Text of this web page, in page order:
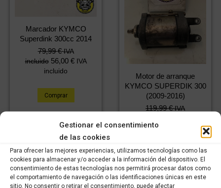
Gestionar el consentimiento
de las cookies
Para ofrecer las mejores experiencias, utilizamos tecnologías como las
cookies para almacenar y/o acceder a la información del dispositivo. El
consentimiento de estas tecnologías nos permitirá procesar datos como
el comportamiento de navegación o las identificaciones únicas en este
sitio. No consentir o retirar el consentimiento, puede afectar
Marcador KYMCO
Superdink 300cc 2014
79,99€ IVA
incluido 56,00 € IVA
incluido
Comprar
Motor de arranque
KYMCO SUPERDIK 300
(2009-2016)
119,99€ IVA
incluido
Comprar